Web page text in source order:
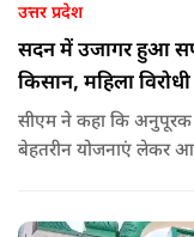
उत्तर प्रदेश
सदन में उजागर हुआ
किसान, महिला विरोधी
सीएम ने कहा कि अनुपूरक
बेहतरीन योजनाएं लेकर